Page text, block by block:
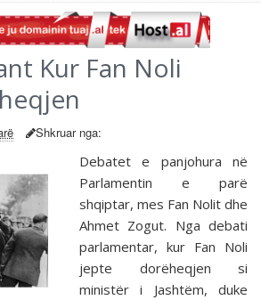
Kur Fan Noli
Shkruar nga:
Debatet e panjohura në
Parlamentin e parë
shqiptar, mes Fan Nolit dhe
Ahmet Zogut. Nga debati
parlamentar, kur Fan Noli
jepte dorëheqjen si
ministër i Jashtëm, duke